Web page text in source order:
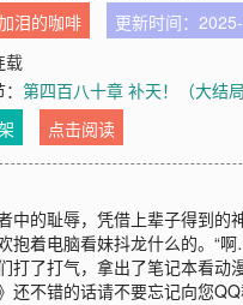
泪的咖啡 更新时间：
载
：第四百八十章 补天！（大结局
点击阅读
中的耻辱，凭借上辈子得到
抱着电脑看妹抖龙什么的。
打了打气，拿出了笔记本看
还不错的话请不要忘记向您